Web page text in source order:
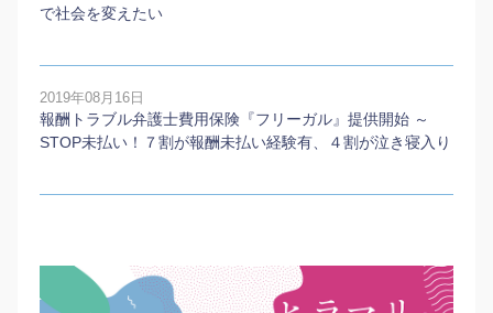
で社会を変えたい
2019年08月16日
報酬トラブル弁護士費用保険『フリーガル』提供開始 ～
STOP未払い！７割が報酬未払い経験有、４割が泣き寝入り